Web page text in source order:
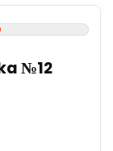
№12